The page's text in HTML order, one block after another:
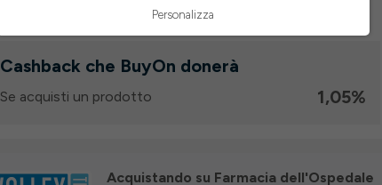
Cashback che BuyOn donerà
Se acquisti un prodotto 1,05%
Acquistando su Farmacia dell'Ospedale
Personalizza